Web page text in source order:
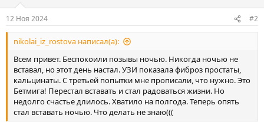
12 Ноя 2024 #2
nikolai_iz_rostova написал(а):
Всем привет. Беспокоили позывы ночью. Никогда ночью не
вставал, но этот день настал. УЗИ показала фиброз простаты,
кальцинаты. С третьей попытки мне прописали, что нужно. Это
Бетмига! Перестал вставать и стал радоваться жизни. Но
недолго счастье длилось. Хватило на полгода. Теперь опять
стал вставать ночью. Что делать не знаю(((